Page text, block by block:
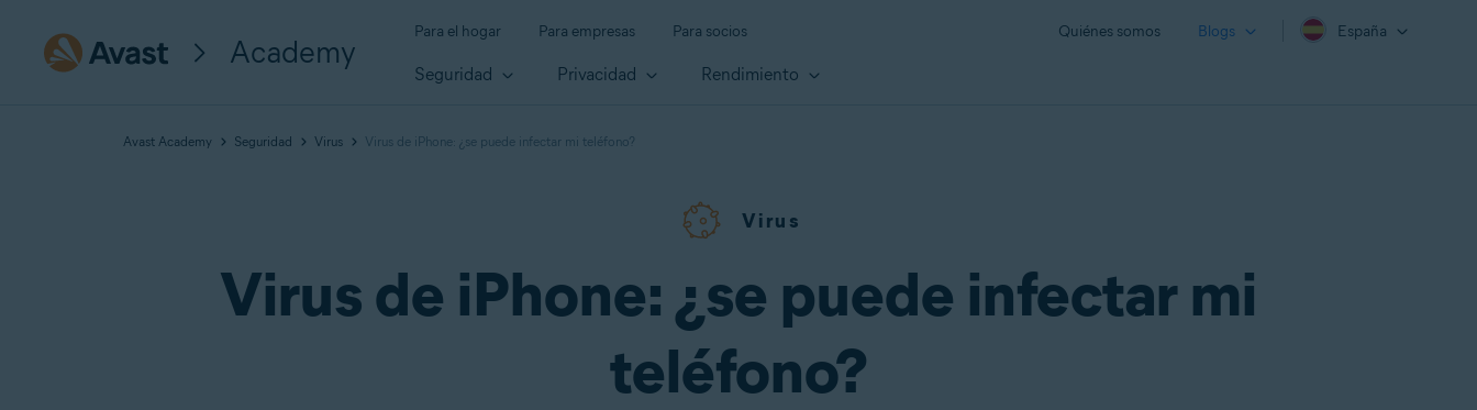
Academy
Para el hogar Para empresas Para socios Quiénes somos Blogs España
Seguridad Privacidad Rendimiento
Avast Academy Seguridad Virus Virus de iPhone: ¿se puede infectar mi teléfono?
Virus
Virus de iPhone: ¿se puede infectar mi
teléfono?